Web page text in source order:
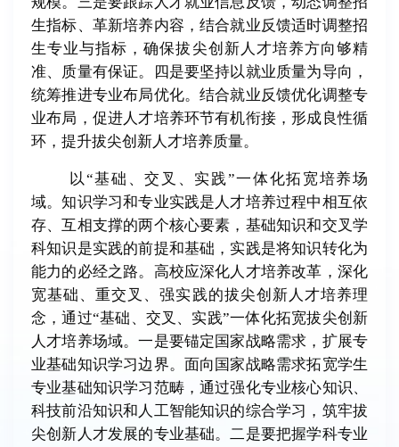
生指标、革新培养内容，结合就业反馈适时调整招
生专业与指标，确保拔尖创新人才培养方向够精
准、质量有保证。四是要坚持以就业质量为导向，
统筹推进专业布局优化。结合就业反馈优化调整专
业布局，促进人才培养环节有机衔接，形成良性循
环，提升拔尖创新人才培养质量。
以“基础、交叉、实践”一体化拓宽培养场
域。知识学习和专业实践是人才培养过程中相互依
存、互相支撑的两个核心要素，基础知识和交叉学
科知识是实践的前提和基础，实践是将知识转化为
能力的必经之路。高校应深化人才培养改革，深化
宽基础、重交叉、强实践的拔尖创新人才培养理
念，通过“基础、交叉、实践”一体化拓宽拔尖创新
人才培养场域。一是要锚定国家战略需求，扩展专
业基础知识学习边界。面向国家战略需求拓宽学生
专业基础知识学习范畴，通过强化专业核心知识、
科技前沿知识和人工智能知识的综合学习，筑牢拔
尖创新人才发展的专业基础。二是要把握学科专业